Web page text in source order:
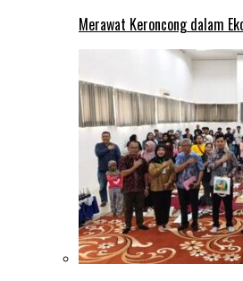
Merawat Keroncong dalam